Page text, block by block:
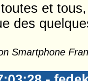
et
des
Smartphone